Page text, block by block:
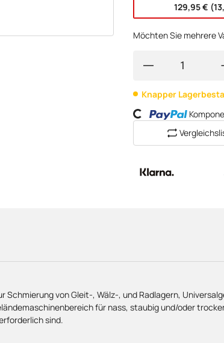
129,95 €
Möchten Sie mehrere
Knapper
Loading...
Schmierung von Gleit-, Wälz-, und Radlagern,
für nass, staubig und/oder
sind.